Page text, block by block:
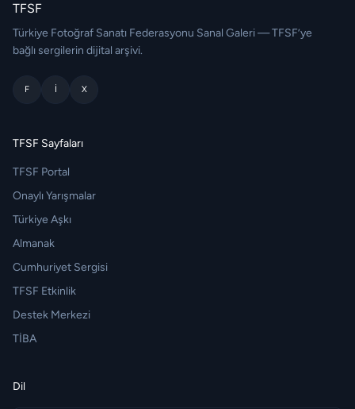
TFSF
Türkiye Fotoğraf Sanatı Federasyonu Sanal Galeri — TFSF’ye
bağlı sergilerin dijital arşivi.
F I X
TFSF Sayfaları
TFSF Portal
Onaylı Yarışmalar
Türkiye Aşkı
Almanak
Cumhuriyet Sergisi
TFSF Etkinlik
Destek Merkezi
TİBA
Dil